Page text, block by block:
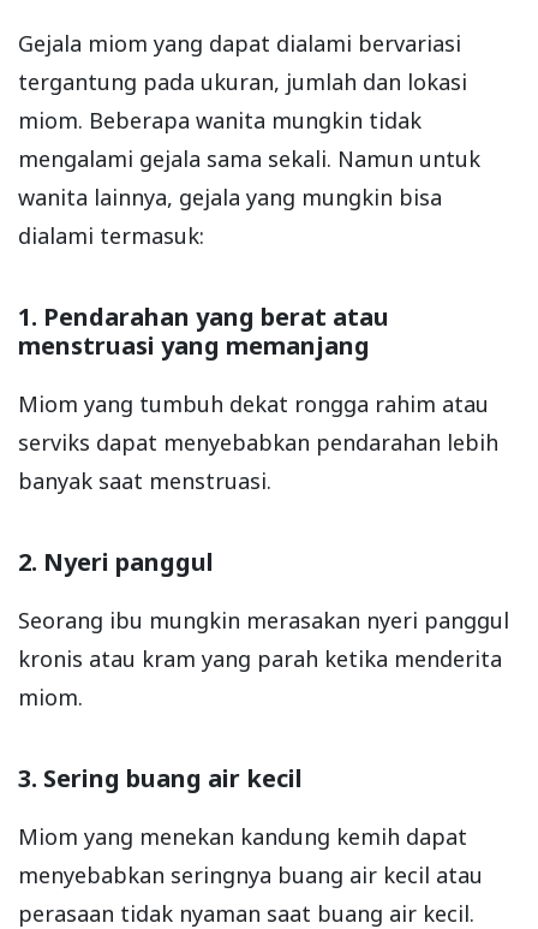
Gejala miom yang dapat dialami bervariasi
tergantung pada ukuran, jumlah dan lokasi
miom. Beberapa wanita mungkin tidak
mengalami gejala sama sekali. Namun untuk
wanita lainnya, gejala yang mungkin bisa
dialami termasuk:
1. Pendarahan yang berat atau
menstruasi yang memanjang
Miom yang tumbuh dekat rongga rahim atau
serviks dapat menyebabkan pendarahan lebih
banyak saat menstruasi.
2. Nyeri panggul
Seorang ibu mungkin merasakan nyeri panggul
kronis atau kram yang parah ketika menderita
miom.
3. Sering buang air kecil
Miom yang menekan kandung kemih dapat
menyebabkan seringnya buang air kecil atau
perasaan tidak nyaman saat buang air kecil.